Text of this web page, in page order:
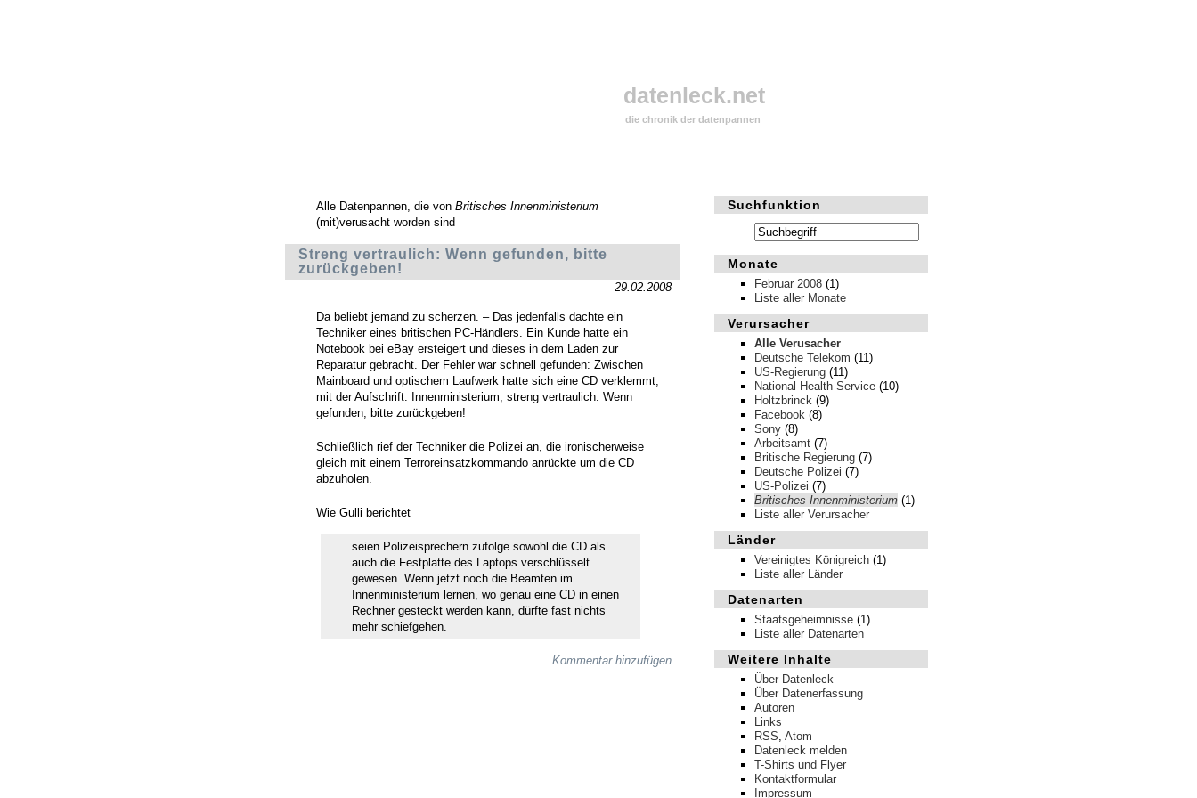
datenleck.net
die chronik der datenpannen
Suchfunktion
Monate
Februar 2008 (1)
Liste aller Monate
Verursacher
Alle Verusacher
Deutsche Telekom (11)
US-Regierung (11)
National Health Service (10)
Holtzbrinck (9)
Facebook (8)
Sony (8)
Arbeitsamt (7)
Britische Regierung (7)
Deutsche Polizei (7)
US-Polizei (7)
Britisches Innenministerium (1)
Liste aller Verursacher
Länder
Vereinigtes Königreich (1)
Liste aller Länder
Datenarten
Staatsgeheimnisse (1)
Liste aller Datenarten
Weitere Inhalte
Über Datenleck
Über Datenerfassung
Autoren
Links
RSS, Atom
Datenleck melden
T-Shirts und Flyer
Kontaktformular
Impressum
Alle Datenpannen, die von Britisches Innenministerium
(mit)verusacht worden sind
Streng vertraulich: Wenn gefunden, bitte
zurückgeben!
29.02.2008
Da beliebt jemand zu scherzen. – Das jedenfalls dachte ein
Techniker eines britischen PC-Händlers. Ein Kunde hatte ein
Notebook bei eBay ersteigert und dieses in dem Laden zur
Reparatur gebracht. Der Fehler war schnell gefunden: Zwischen
Mainboard und optischem Laufwerk hatte sich eine CD verklemmt,
mit der Aufschrift: Innenministerium, streng vertraulich: Wenn
gefunden, bitte zurückgeben!
Schließlich rief der Techniker die Polizei an, die ironischerweise
gleich mit einem Terroreinsatzkommando anrückte um die CD
abzuholen.
Wie Gulli berichtet
seien Polizeisprechern zufolge sowohl die CD als
auch die Festplatte des Laptops verschlüsselt
gewesen. Wenn jetzt noch die Beamten im
Innenministerium lernen, wo genau eine CD in einen
Rechner gesteckt werden kann, dürfte fast nichts
mehr schiefgehen.
Kommentar hinzufügen